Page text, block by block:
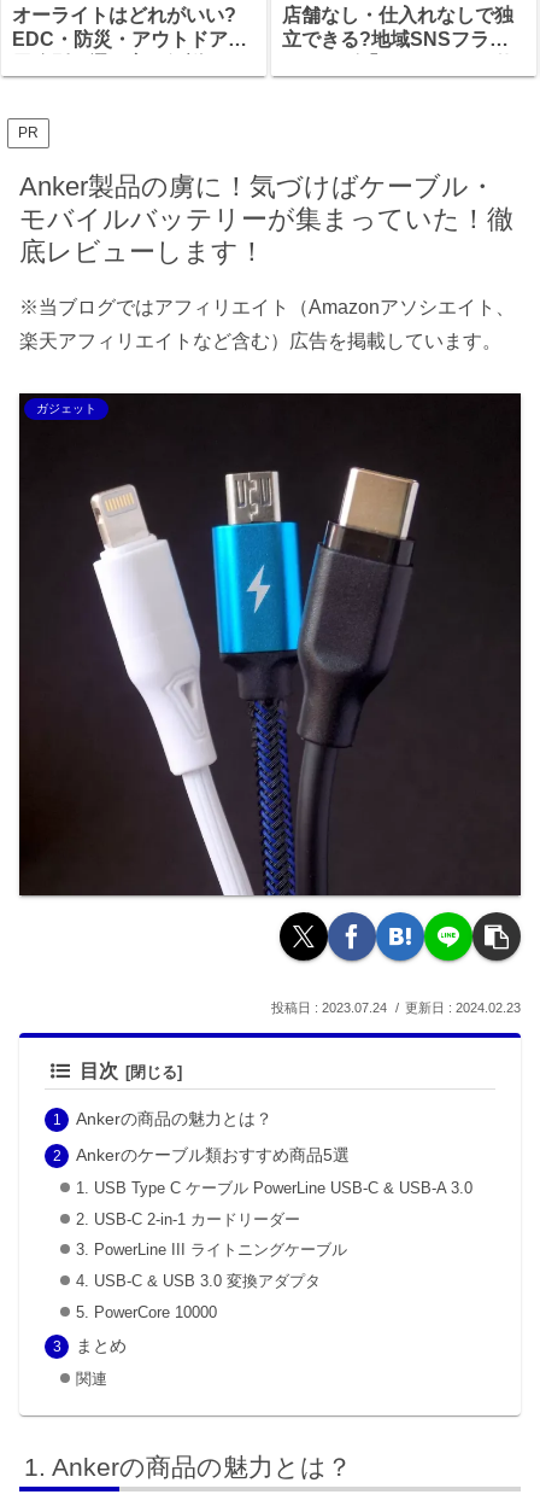
オーライトはどれがいい?
EDC・防災・アウトドア、
店舗なし・仕入れなしで独
立できる?地域SNSフラン
PR
Anker製品の虜に！気づけばケーブル・
モバイルバッテリーが集まっていた！徹
底レビューします！
※当ブログではアフィリエイト（Amazonアソシエイト、
楽天アフィリエイトなど含む）広告を掲載しています。
ガジェット
2023.07.24 2024.02.23
目次
Ankerの商品の魅力とは？
Ankerのケーブル類おすすめ商品5選
1. USB Type C ケーブル PowerLine USB-C & USB-A 3.0
2. USB-C 2-in-1 カードリーダー
3. PowerLine III ライトニングケーブル
4. USB-C & USB 3.0 変換アダプタ
5. PowerCore 10000
まとめ
関連
Ankerの商品の魅力とは？